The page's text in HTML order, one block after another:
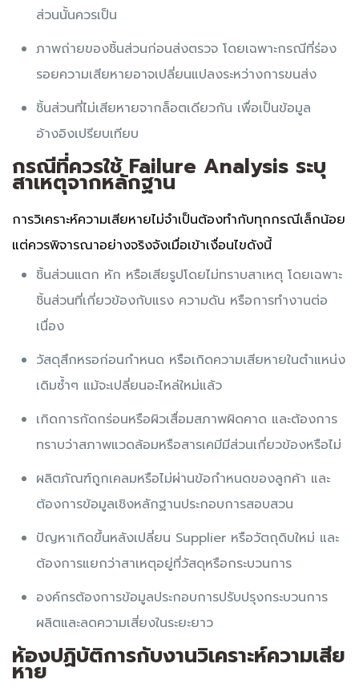
ส่วนนั้นควรเป็น
ภาพถ่ายของชิ้นส่วนก่อนส่งตรวจ โดยเฉพาะกรณีที่ร่อง
รอยความเสียหายอาจเปลี่ยนแปลงระหว่างการขนส่ง
ชิ้นส่วนที่ไม่เสียหายจากล็อตเดียวกัน เพื่อเป็นข้อมูล
อ้างอิงเปรียบเทียบ
กรณีที่ควรใช้ Failure Analysis ระบุ
สาเหตุจากหลักฐาน
การวิเคราะห์ความเสียหายไม่จำเป็นต้องทำกับทุกกรณีเล็กน้อย
แต่ควรพิจารณาอย่างจริงจังเมื่อเข้าเงื่อนไขดังนี้
ชิ้นส่วนแตก หัก หรือเสียรูปโดยไม่ทราบสาเหตุ โดยเฉพาะ
ชิ้นส่วนที่เกี่ยวข้องกับแรง ความดัน หรือการทำงานต่อ
เนื่อง
วัสดุสึกหรอก่อนกำหนด หรือเกิดความเสียหายในตำแหน่ง
เดิมซ้ำๆ แม้จะเปลี่ยนอะไหล่ใหม่แล้ว
เกิดการกัดกร่อนหรือผิวเสื่อมสภาพผิดคาด และต้องการ
ทราบว่าสภาพแวดล้อมหรือสารเคมีมีส่วนเกี่ยวข้องหรือไม่
ผลิตภัณฑ์ถูกเคลมหรือไม่ผ่านข้อกำหนดของลูกค้า และ
ต้องการข้อมูลเชิงหลักฐานประกอบการสอบสวน
ปัญหาเกิดขึ้นหลังเปลี่ยน Supplier หรือวัตถุดิบใหม่ และ
ต้องการแยกว่าสาเหตุอยู่ที่วัสดุหรือกระบวนการ
องค์กรต้องการข้อมูลประกอบการปรับปรุงกระบวนการ
ผลิตและลดความเสี่ยงในระยะยาว
ห้องปฏิบัติการกับงานวิเคราะห์ความเสีย
หาย